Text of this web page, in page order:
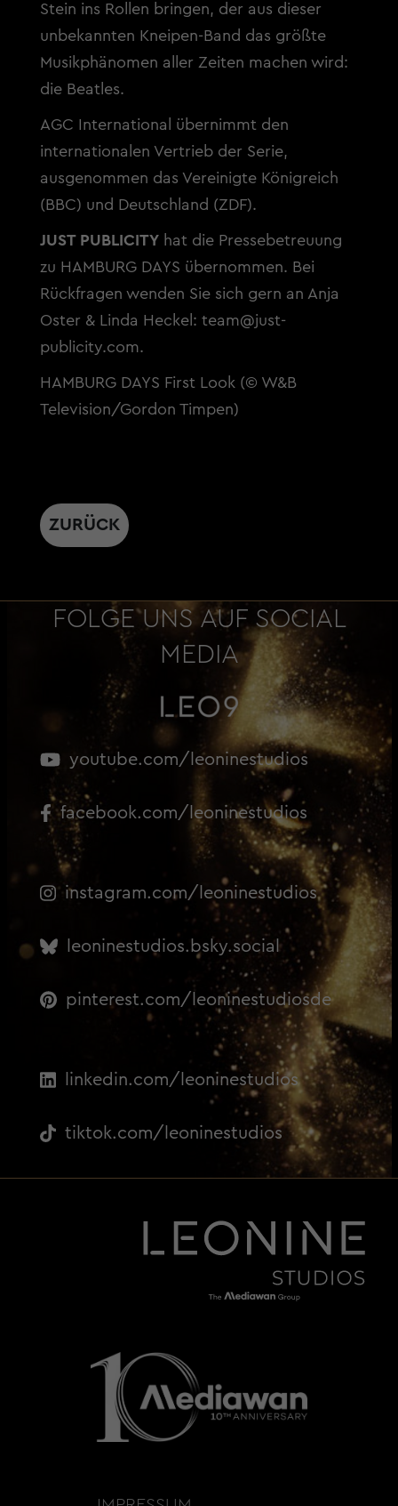
Stein ins Rollen bringen, der aus dieser
unbekannten Kneipen-Band das größte
Musikphänomen aller Zeiten machen wird:
die Beatles.
AGC International übernimmt den
internationalen Vertrieb der Serie,
ausgenommen das Vereinigte Königreich
(BBC) und Deutschland (ZDF).
JUST PUBLICITYhat die Pressebetreuung
zu HAMBURG DAYS übernommen. Bei
Rückfragen wenden Sie sich gern an Anja
Oster & Linda Heckel: team@just-
publicity.com.
HAMBURG DAYS First Look (© W&B
Television/Gordon Timpen)
ZURÜCK
FOLGE UNS AUF SOCIAL
MEDIA
youtube.com/leoninestudios
facebook.com/leoninestudios
instagram.com/leoninestudios
leoninestudios.bsky.social
pinterest.com/leoninestudiosde
linkedin.com/leoninestudios
tiktok.com/leoninestudios